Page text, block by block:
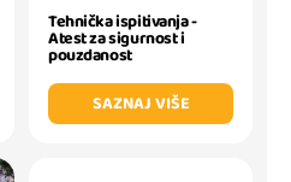
Tehnička ispitivanja -
Atest za sigurnost i
pouzdanost
SAZNAJ VIŠE